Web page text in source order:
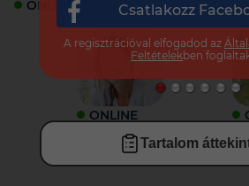
ONLINE ONLINE
ONLINE
Tartalom
Csatlakozz
A regisztrációval elfogadod az
Feltételekben